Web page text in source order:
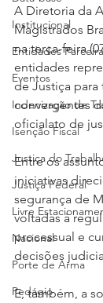
Institucional
Entidades
Eventos
Indenização de
Isenção Fiscal
Justiça do
Justiça Federal
Livre
Nacional
Porte de Arma
Pedágio
A Diretoria da
Magistrados
na terça-feira
entidades
de Justiça para
convergentes
oficialato de
Entre os
iniciativas
segurança de
voltadas à
processual e
decisões
E, também, a